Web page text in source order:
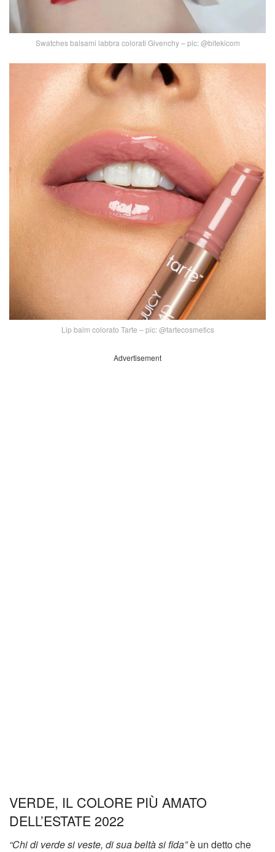
Swatches balsami labbra colorati Givenchy – pic: @bitekicom
Lip balm colorato Tarte – pic: @tartecosmetics
Advertisement
VERDE, IL COLORE PIÙ AMATO
DELL’ESTATE 2022
“Chi di verde si veste, di sua beltà sifida”è un detto che